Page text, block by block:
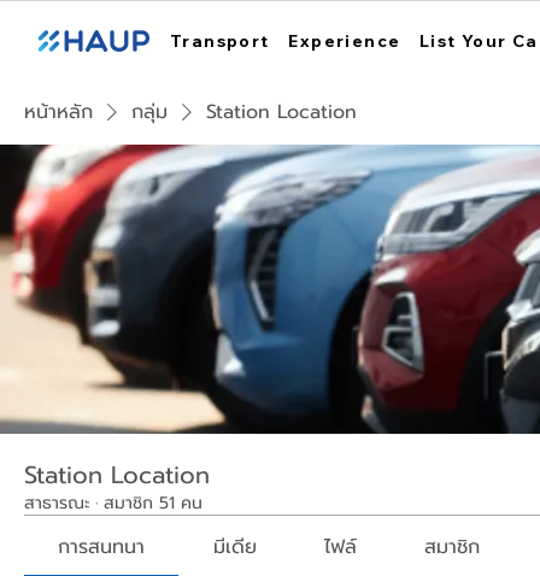
Transport Experience List Your
หน้าหลัก กลุ่ม Station Location
Station Location
สาธารณะ · สมาชิก 51 คน
การสนทนา มีเดีย ไฟล์ สมาชิก